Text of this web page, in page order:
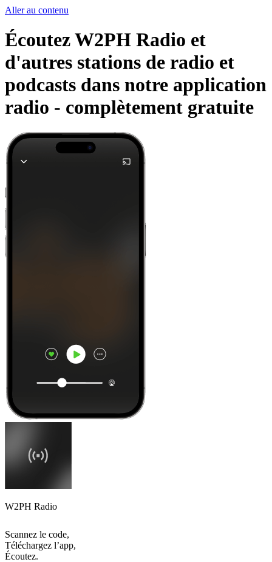
Aller au contenu
Écoutez W2PH Radio et
d'autres stations de radio et
podcasts dans notre application
radio - complètement gratuite
W2PH Radio
Scannez le code,
Téléchargez l’app,
Écoutez.